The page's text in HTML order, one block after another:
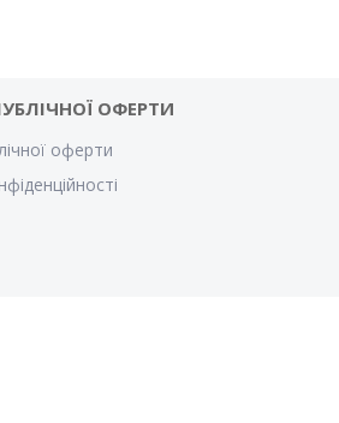
ОФЕРТИ
оферти